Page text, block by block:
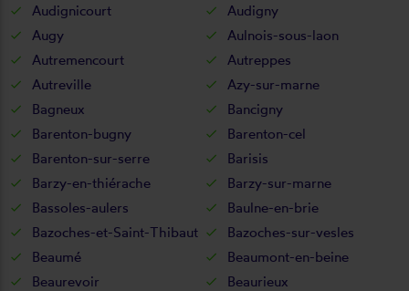
Audignicourt
Audigny
Augy
Aulnois-sous-laon
Autremencourt
Autreppes
Autreville
Azy-sur-marne
Bagneux
Bancigny
Barenton-bugny
Barenton-cel
Barenton-sur-serre
Barisis
Barzy-en-thiérache
Barzy-sur-marne
Bassoles-aulers
Baulne-en-brie
Bazoches-et-Saint-Thibaut
Bazoches-sur-vesles
Beaumé
Beaumont-en-beine
Beaurevoir
Beaurieux